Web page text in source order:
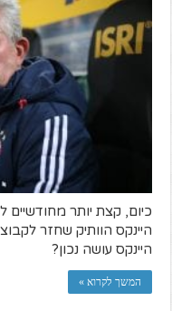
כיום, קצת יותר מחודשיים
היינקס הוותיק שחזר
היינקס עושה נכון?
המשך לקרוא »